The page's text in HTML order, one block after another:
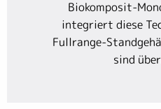
Biokomposit-
integriert diese
Fullrange-
sind